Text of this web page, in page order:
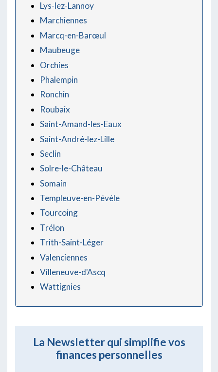
Lys-lez-Lannoy
Marchiennes
Marcq-en-Barœul
Maubeuge
Orchies
Phalempin
Ronchin
Roubaix
Saint-Amand-les-Eaux
Saint-André-lez-Lille
Seclin
Solre-le-Château
Somain
Templeuve-en-Pévèle
Tourcoing
Trélon
Trith-Saint-Léger
Valenciennes
Villeneuve-d'Ascq
Wattignies
La Newsletter qui simplifie vos
finances personnelles